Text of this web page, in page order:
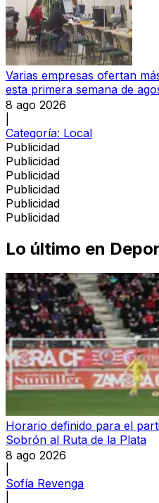
Varias empresas ofertan
esta primera semana de
8 ago 2026
Categoría: Local
Publicidad
Publicidad
Publicidad
Publicidad
Publicidad
Publicidad
Lo último en
Horario definido para el
Sobrón al Ruta de la Plata
8 ago 2026
Sofía Revenga